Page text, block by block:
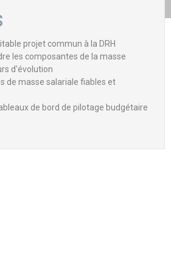
projet commun à la DRH
les composantes de la masse
d'évolution
de masse salariale fiables et
de bord de pilotage budgétaire